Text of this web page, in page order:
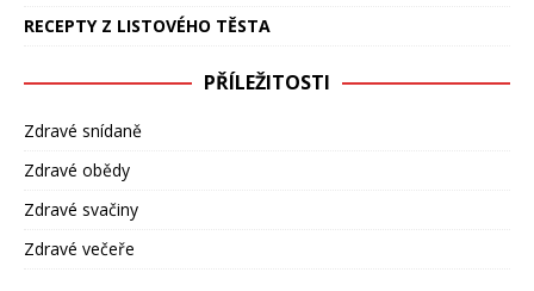
RECEPTY Z LISTOVÉHO TĚSTA
PŘÍLEŽITOSTI
Zdravé snídaně
Zdravé obědy
Zdravé svačiny
Zdravé večeře